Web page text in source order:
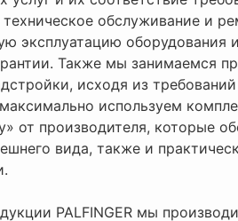
обслуживание и
эксплуатацию оборудования
Также мы занимаемся
исходя из
используем
от производителя, которые
вида, также и
PALFINGER мы